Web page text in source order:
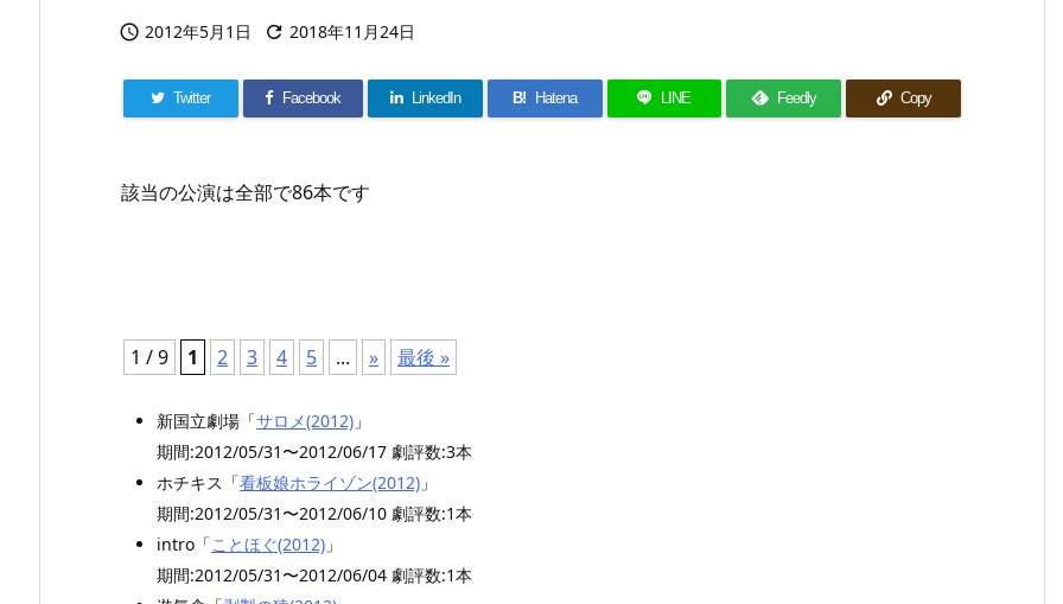
 2012年5月1日  2018年11月24日
Twitter Facebook LinkedIn B! Hatena LINE Feedly Copy
該当の公演は全部で86本です
1 / 9 1 2 3 4 5 ... » 最後 »
新国立劇場「サロメ(2012) 」
期間:2012/05/31〜2012/06/17 劇評数:3本
ホチキス「看板娘ホライゾン(2012) 」
期間:2012/05/31〜2012/06/10 劇評数:1本
intro「ことほぐ(2012) 」
期間:2012/05/31〜2012/06/04 劇評数:1本